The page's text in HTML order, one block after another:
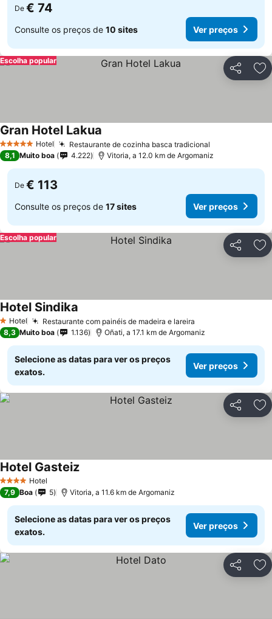
De € 74
Consulte os preços de 10 sites Ver preços
Partilhar
Escolha popular
5 Estrelas Hotel Restaurante de cozinha basca tradicional
Gran Hotel Lakua
8,1 Muito boa 4.222 Vitoria, a 12.0 km de Argomaniz
De € 113
Consulte os preços de 17 sites Ver preços
Partilhar
Escolha popular
1 Estrelas
Hotel Restaurante com painéis de madeira e lareira
Hotel Sindika
8,3 Muito boa 1.136 Oñati, a 17.1 km de Argomaniz
Selecione as datas para ver os preços
exatos.
Ver preços
Partilhar
4 EstrelasHotel
Hotel GasteizVer preços
7,9 Boa 5 Vitoria, a 11.6 km de Argomaniz
Selecione as datas para ver os preços
exatos.
Ver preços
Partilhar